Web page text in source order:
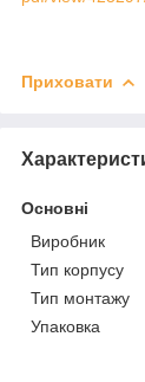
Приховати
Основні
Виробник
Тип корпусу
Тип монтажу
Упаковка